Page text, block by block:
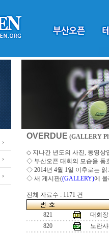
OVERDUE (GALLERY
◇ 지나간 년도의 사진, 동영상
◇ 부산오픈 대회의 모습을
◇ 2014년 4월 1일 이후로는
◇ 새 게시판((GALLERY)에
전체 자료수 : 1171 건
821 대회
820
노란